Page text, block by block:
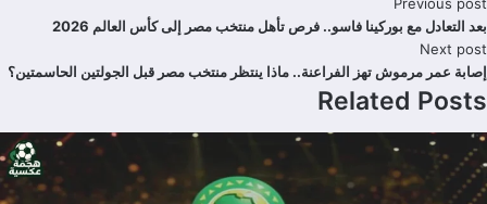
بعد التعادل مع بوركينا فاسو.. فرص تأهل منتخب مصر إلى كأس العالم 2026
Next post
إصابة عمر مرموش تهز الفراعنة.. ماذا ينتظر منتخب مصر قبل الجولتين الحاسمتين؟
Related Posts